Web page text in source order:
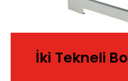
İki Tekneli